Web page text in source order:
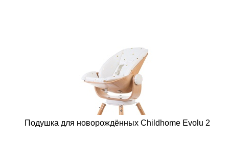
Подушка для новорождённых Childhome Evolu 2